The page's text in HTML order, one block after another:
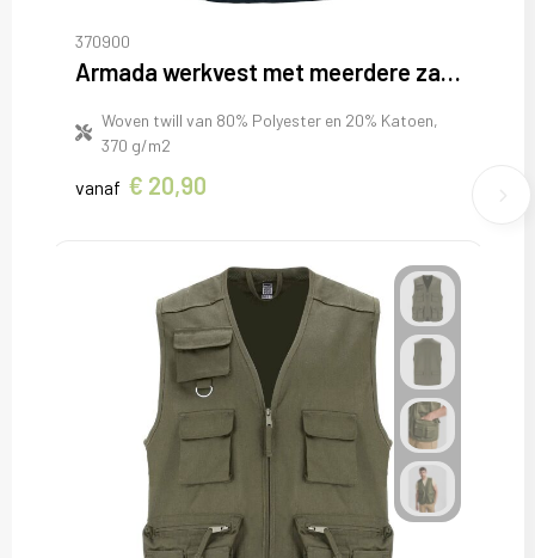
370900
Armada werkvest met meerdere zakken
Woven twill van 80% Polyester en 20% Katoen,
370 g/m2
vanaf € 20,90